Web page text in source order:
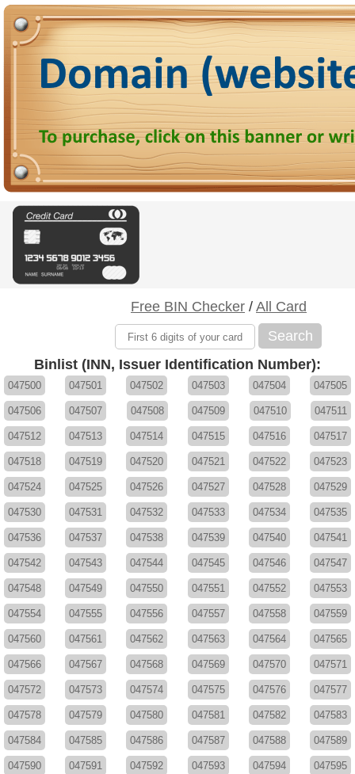
Free BIN Checker / All Card
Search
Binlist (INN, Issuer Identification Number):
047500 047501 047502 047503 047504 047505
047506 047507 047508 047509 047510 047511
047512 047513 047514 047515 047516 047517
047518 047519 047520 047521 047522 047523
047524 047525 047526 047527 047528 047529
047530 047531 047532 047533 047534 047535
047536 047537 047538 047539 047540 047541
047542 047543 047544 047545 047546 047547
047548 047549 047550 047551 047552 047553
047554 047555 047556 047557 047558 047559
047560 047561 047562 047563 047564 047565
047566 047567 047568 047569 047570 047571
047572 047573 047574 047575 047576 047577
047578 047579 047580 047581 047582 047583
047584 047585 047586 047587 047588 047589
047590 047591 047592 047593 047594 047595